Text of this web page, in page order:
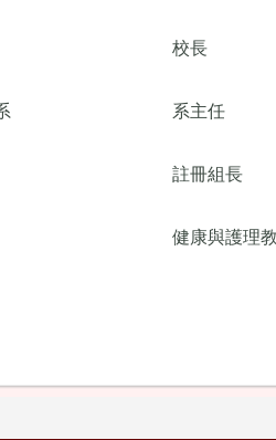
校長
系主任
註冊組長
健康與護理